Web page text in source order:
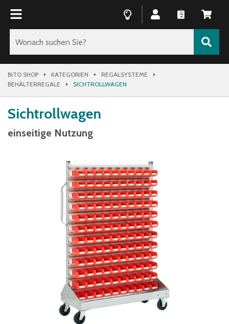
BITO SHOP KATEGORIEN
REGALSYSTEME
BEHÄLTERREGALE
SICHTROLLWAGEN
Sichtrollwagen
einseitige Nutzung